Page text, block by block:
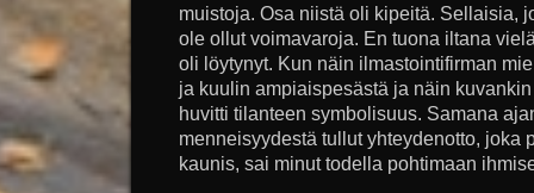
muistoja. Osa niistä oli kipeitä. Sellaisia,
ole ollut voimavaroja. En tuona iltana
oli löytynyt. Kun näin ilmastointifirman
ja kuulin ampiaispesästä ja näin
huvitti tilanteen symbolisuus. Samana
menneisyydestä tullut yhteydenotto, joka
kaunis, sai minut todella pohtimaan